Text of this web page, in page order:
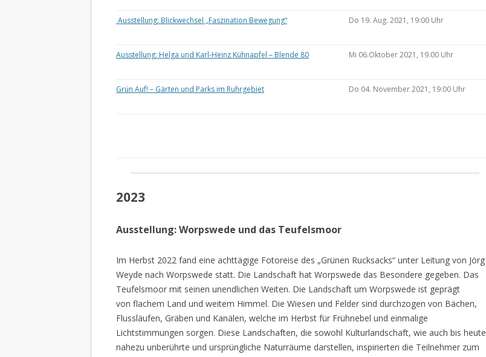
Ausstellung: Blickwechsel „Faszination Bewegung“ Do 19. Aug. 2021, 19:00 Uhr
Ausstellung: Helga und Karl-Heinz Kühnapfel – Blende 80 Mi 06.Oktober 2021, 19.00 Uhr
Grün Auf! – Gärten und Parks im Ruhrgebiet Do 04. November 2021, 19:00 Uhr
2023
Ausstellung: Worpswede und das Teufelsmoor
Im Herbst 2022 fand eine achttägige Fotoreise des „Grünen Rucksacks“ unter Leitung von Jörg
Weyde nach Worpswede statt. Die Landschaft hat Worpswede das Besondere gegeben. Das
Teufelsmoor mit seinen unendlichen Weiten. Die Landschaft um Worpswede ist geprägt
von flachem Land und weitem Himmel. Die Wiesen und Felder sind durchzogen von Bächen,
Flussläufen, Gräben und Kanälen, welche im Herbst für Frühnebel und einmalige
Lichtstimmungen sorgen. Diese Landschaften, die sowohl Kulturlandschaft, wie auch bis heute
nahezu unberührte und ursprüngliche Naturräume darstellen, inspirierten die Teilnehmer zum